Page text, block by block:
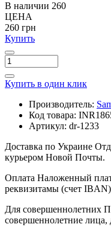
В наличии 260
ЦЕНА
260 грн
Купить
Купить в один клик
Производитель:
Код товара:
Артикул: dr-1233
Доставка по Украине
курьером Новой Почты.
Оплата Наложенный
реквизитамы (счет
Для совершеннолетних
совершеннолетние лица,